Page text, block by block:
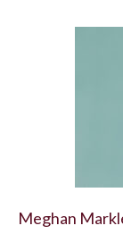
Meghan